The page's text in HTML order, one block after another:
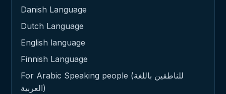
Danish Language
Dutch Language
English language
Finnish Language
For Arabic Speaking people (للناطقين باللغة
العربية)